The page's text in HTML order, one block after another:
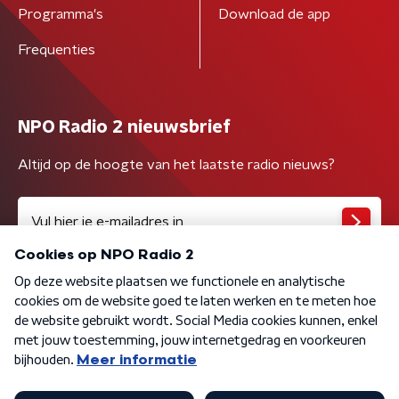
Programma's
Frequenties
Download de app
NPO Radio 2 nieuwsbrief
Altijd op de hoogte van het laatste radio nieuws?
Algemene voorwaarden Privacybeleid